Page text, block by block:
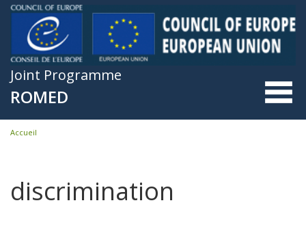
Skip to main content
Joint Programme
ROMED
You are here
Accueil
discrimination